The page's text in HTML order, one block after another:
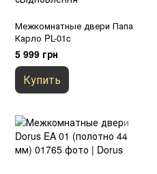
Межкомнатные двери Папа
Карло PL-01c
5 999 грн
Купить